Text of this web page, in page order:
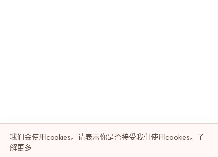
我们会使用cookies。请表示你是否接受我们使用cookies。了
解更多